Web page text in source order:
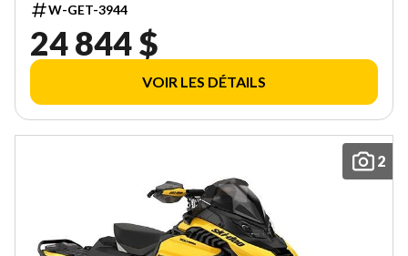
W-GET-3944
24 844 $
VOIR LES DÉTAILS
2